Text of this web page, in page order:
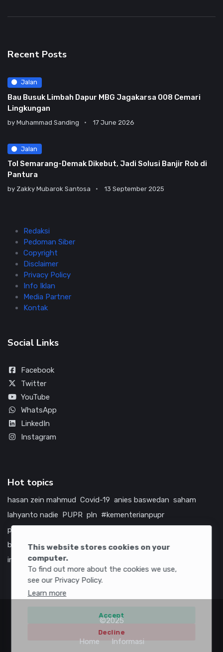
This website stores cookies on your
computer.
To find out more about the cookies we use,
see our Privacy Policy.
Learn more
Accept
Decline
Recent Posts
Jalan
Bau Busuk Limbah Dapur MBG Jagakarsa 008 Cemari
Lingkungan
by Muhammad Sanding 17 June 2026
Jalan
Tol Semarang-Demak Dikebut, Jadi Solusi Banjir Rob di
Pantura
by Zakky Mubarok Santosa 13 September 2025
Redaksi
Pedoman Siber
Copyright
Disclaimer
Privacy Policy
Info Iklan
Media Partner
Kontak
Social Links
Facebook
Twitter
YouTube
WhatsApp
LinkedIn
Instagram
Hot topics
hasan zein mahmud Covid-19 anies baswedan saham
lahyanto nadie PUPR pln #kementerianpupr
prabowo subianto
bumn
jasa marga jtts china tol amerika serikat
infrastruktur
©2025
Home Informasi